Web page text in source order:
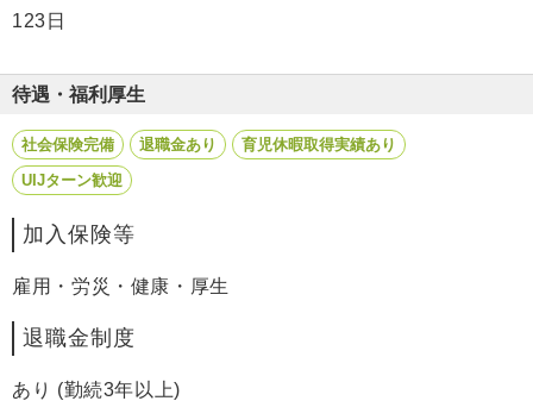
123日
待遇・福利厚生
社会保険完備 退職金あり
育児休暇取得実績あり
UIJターン歓迎
加入保険等
雇用・労災・健康・厚生
退職金制度
あり (勤続3年以上)